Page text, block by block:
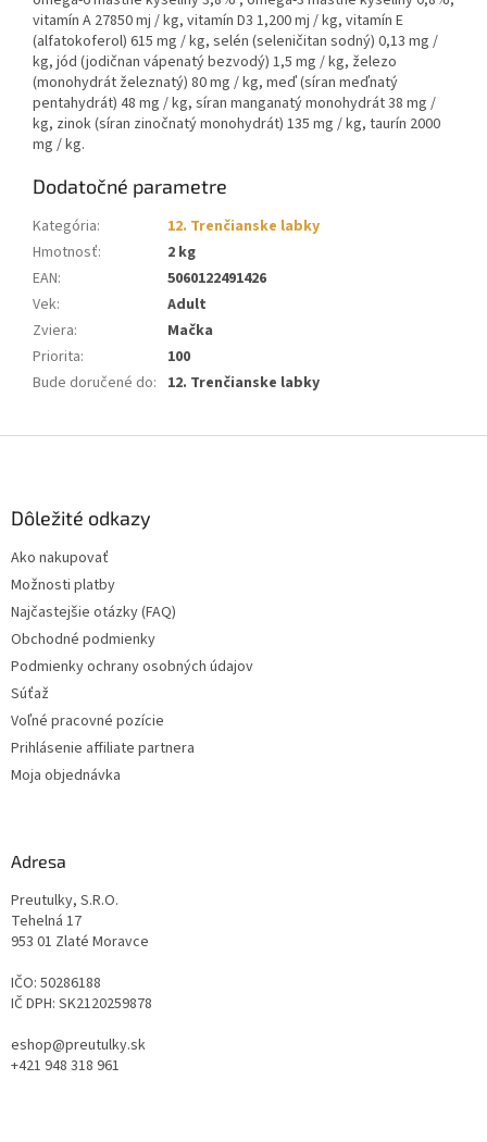
vitamín A 27850 mj / kg, vitamín D3 1,200 mj / kg, vitamín E
(alfatokoferol) 615 mg / kg, selén (seleničitan sodný) 0,13 mg /
kg, jód (jodičnan vápenatý bezvodý) 1,5 mg / kg, železo
(monohydrát železnatý) 80 mg / kg, meď (síran meďnatý
pentahydrát) 48 mg / kg, síran manganatý monohydrát 38 mg /
kg, zinok (síran zinočnatý monohydrát) 135 mg / kg, taurín 2000
mg / kg.
Dodatočné parametre
Kategória:
12. Trenčianske labky
Hmotnosť:
2 kg
EAN:
5060122491426
Vek:
Adult
Zviera:
Mačka
Priorita:
100
Bude doručené do: 12. Trenčianske labky
Dôležité odkazy
Ako nakupovať
Možnosti platby
Najčastejšie otázky (FAQ)
Obchodné podmienky
Podmienky ochrany osobných údajov
Súťaž
Voľné pracovné pozície
Prihlásenie affiliate partnera
Moja objednávka
Adresa
Preutulky, S.R.O.
Tehelná 17
953 01 Zlaté Moravce
IČO: 50286188
IČ DPH: SK2120259878
eshop@preutulky.sk
+421 948 318 961